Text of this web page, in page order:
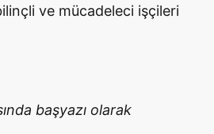
ve mücadeleci işçileri
başyazı olarak